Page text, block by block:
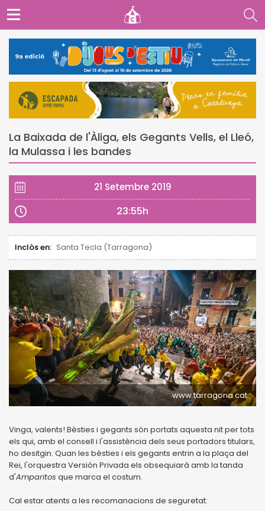
La Baixada de l'Àliga, els Gegants Vells, el Lleó,
la Mulassa i les bandes
21 Setembre 2019
23:55h
Inclòs en: Santa Tecla (Tarragona)
www.tarragona.cat
Vinga, valents! Bèsties i gegants són portats aquesta nit per tots
els qui, amb el consell i l'assistència dels seus portadors titulars,
ho desitgin. Quan les bèsties i els gegants entrin a la plaça del
Rei, l'orquestra Versión Privada els obsequiarà amb la tanda
d'Amparitos que marca el costum.
Cal estar atents a les recomanacions de seguretat: